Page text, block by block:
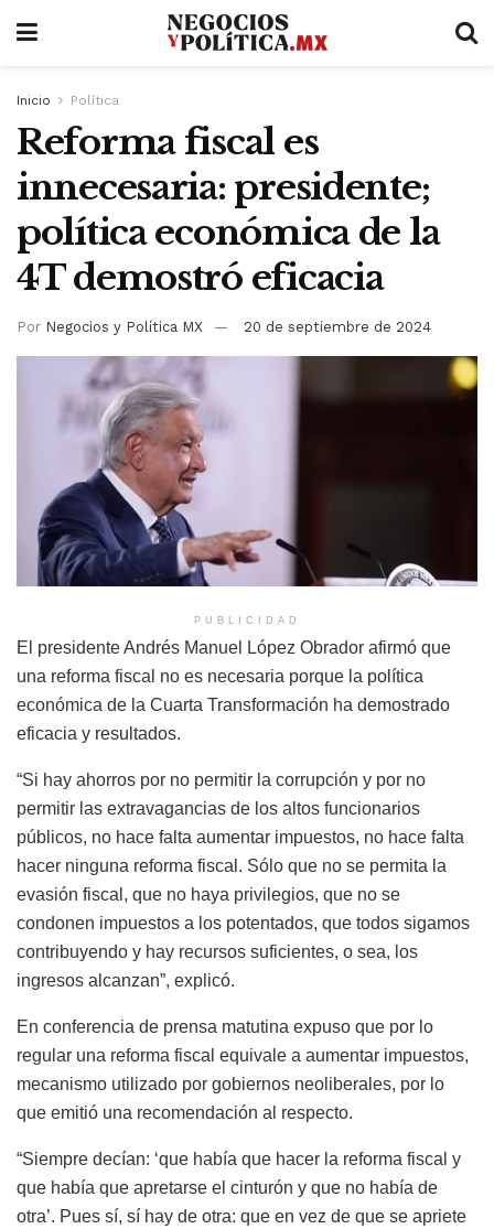
Inicio Política
Reforma fiscal es
innecesaria: presidente;
política económica de la
4T demostró eficacia
Por Negocios y Política MX 20 de septiembre de 2024
PUBLICIDAD
El presidente Andrés Manuel López Obrador afirmó que
una reforma fiscal no es necesaria porque la política
económica de la Cuarta Transformación ha demostrado
eficacia y resultados.
“Si hay ahorros por no permitir la corrupción y por no
permitir las extravagancias de los altos funcionarios
públicos, no hace falta aumentar impuestos, no hace falta
hacer ninguna reforma fiscal. Sólo que no se permita la
evasión fiscal, que no haya privilegios, que no se
condonen impuestos a los potentados, que todos sigamos
contribuyendo y hay recursos suficientes, o sea, los
ingresos alcanzan”, explicó.
En conferencia de prensa matutina expuso que por lo
regular una reforma fiscal equivale a aumentar impuestos,
mecanismo utilizado por gobiernos neoliberales, por lo
que emitió una recomendación al respecto.
“Siempre decían: ‘que había que hacer la reforma fiscal y
que había que apretarse el cinturón y que no había de
otra’. Pues sí, sí hay de otra: que en vez de que se apriete